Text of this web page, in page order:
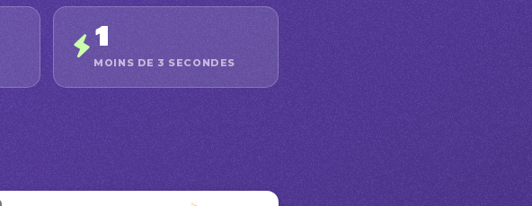
1
MOINS DE 3 SECONDES